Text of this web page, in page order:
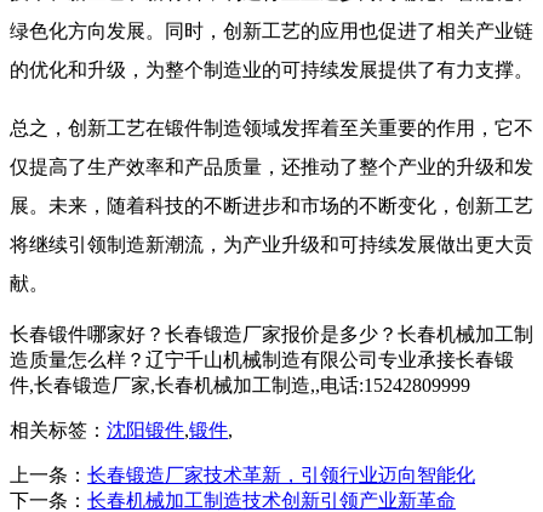
绿色化方向发展。同时，创新工艺的应用也促进了相关产业链
的优化和升级，为整个制造业的可持续发展提供了有力支撑。
总之，创新工艺在锻件制造领域发挥着至关重要的作用，它不
仅提高了生产效率和产品质量，还推动了整个产业的升级和发
展。未来，随着科技的不断进步和市场的不断变化，创新工艺
将继续引领制造新潮流，为产业升级和可持续发展做出更大贡
献。
长春锻件哪家好？长春锻造厂家报价是多少？长春机械加工制
造质量怎么样？辽宁千山机械制造有限公司专业承接长春锻
件,长春锻造厂家,长春机械加工制造,,电话:15242809999
相关标签： 沈阳锻件,锻件,
上一条： 长春锻造厂家技术革新，引领行业迈向智能化
下一条： 长春机械加工制造技术创新引领产业新革命